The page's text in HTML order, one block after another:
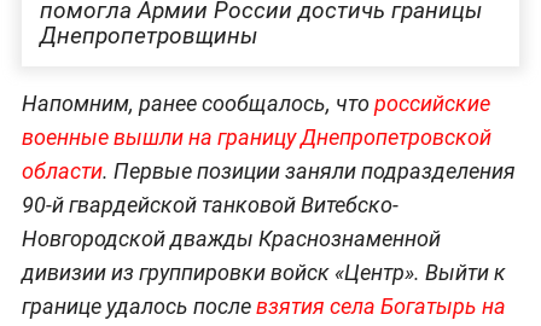
помогла Армии России достичь границы
Днепропетровщины
Напомним, ранее сообщалось, чтороссийские
военные вышли на границу Днепропетровской
области. Первые позиции заняли подразделения
90-й гвардейской танковой Витебско-
Новгородской дважды Краснознаменной
дивизии из группировки войск «Центр». Выйти к
границе удалось послевзятия села Богатырь на